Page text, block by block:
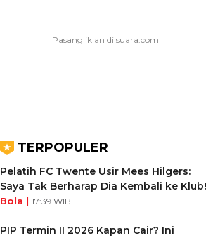
TERPOPULER
Pelatih FC Twente Usir Mees Hilgers:
Saya Tak Berharap Dia Kembali ke Klub!
Bola | 17:39 WIB
PIP Termin II 2026 Kapan Cair? Ini